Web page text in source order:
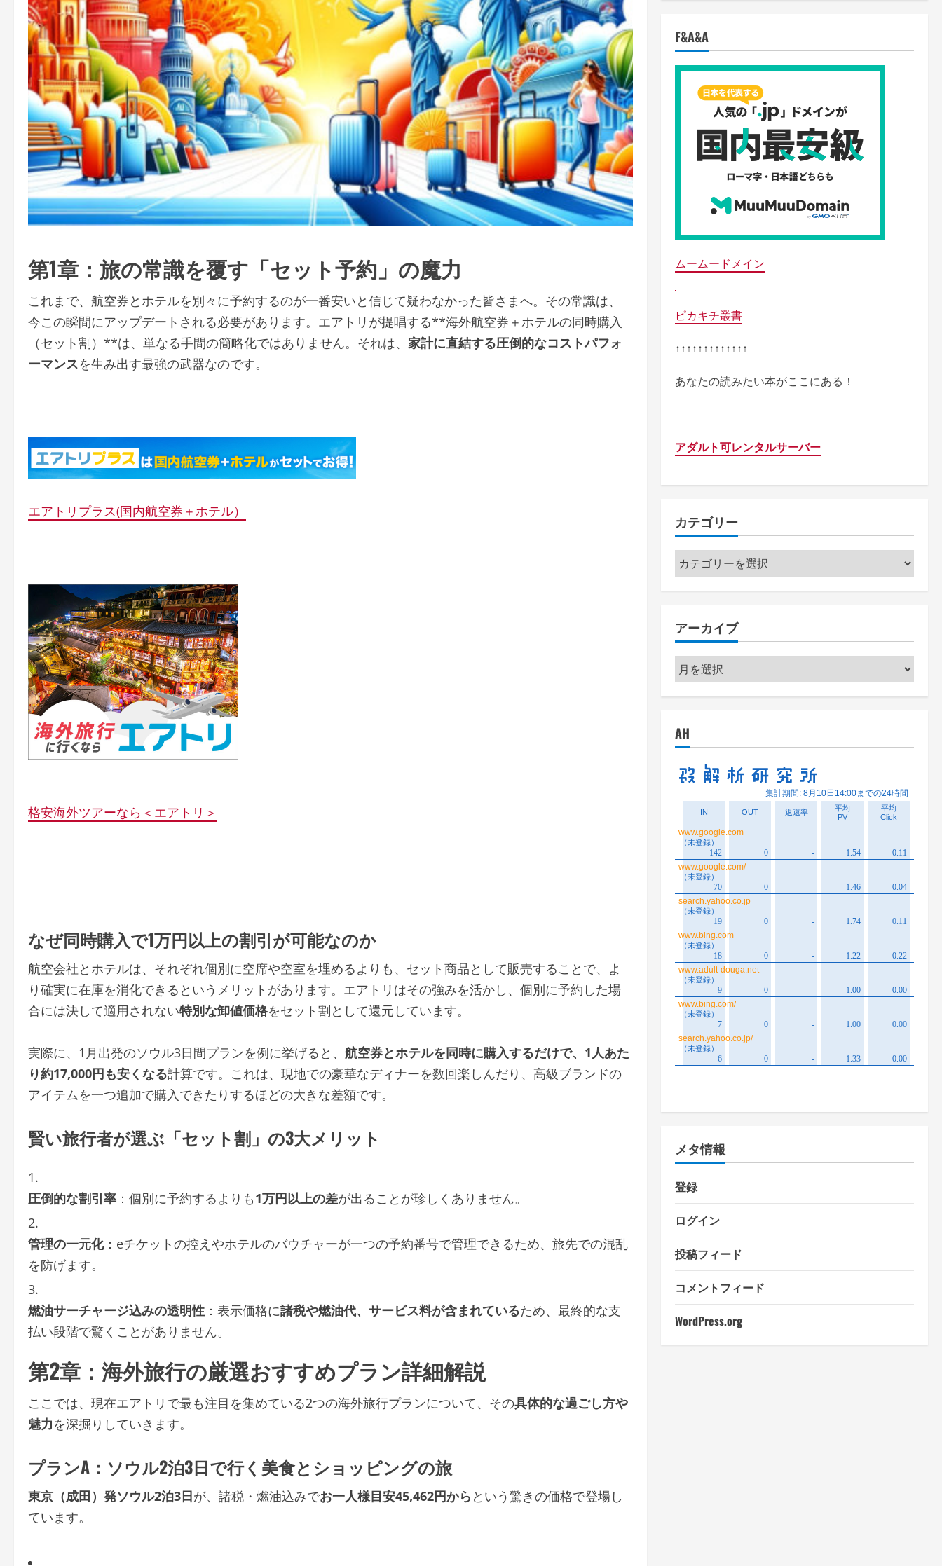
第1章：旅の常識を覆す「セット予約」の魔力
これまで、航空券とホテルを別々に予約するのが一番安いと信じて疑わなかった皆さまへ。その常識は、
今この瞬間にアップデートされる必要があります。エアトリが提唱する**海外航空券＋ホテルの同時購入
（セット割）**は、単なる手間の簡略化ではありません。それは、 家計に直結する圧倒的なコストパフォ
ーマンスを生み出す最強の武器なのです。
エアトリプラス(国内航空券＋ホテル）
格安海外ツアーなら＜エアトリ＞
なぜ同時購入で1万円以上の割引が可能なのか
航空会社とホテルは、それぞれ個別に空席や空室を埋めるよりも、セット商品として販売することで、よ
り確実に在庫を消化できるというメリットがあります。エアトリはその強みを活かし、個別に予約した場
合には決して適用されない特別な卸値価格をセット割として還元しています。
実際に、1月出発のソウル3日間プランを例に挙げると、 航空券とホテルを同時に購入するだけで、1人あた
り約17,000円も安くなる計算です。これは、現地での豪華なディナーを数回楽しんだり、高級ブランドの
アイテムを一つ追加で購入できたりするほどの大きな差額です。
賢い旅行者が選ぶ「セット割」の3大メリット
圧倒的な割引率 ：個別に予約するよりも1万円以上の差が出ることが珍しくありません。
管理の一元化：eチケットの控えやホテルのバウチャーが一つの予約番号で管理できるため、旅先での混乱
を防げます。
燃油サーチャージ込みの透明性 ：表示価格に諸税や燃油代、サービス料が含まれているため、最終的な支
払い段階で驚くことがありません。
第2章：海外旅行の厳選おすすめプラン詳細解説
ここでは、現在エアトリで最も注目を集めている2つの海外旅行プランについて、その具体的な過ごし方や
魅力を深掘りしていきます。
プランA：ソウル2泊3日で行く美食とショッピングの旅
東京（成田）発ソウル2泊3日が、諸税・燃油込みでお一人様目安45,462円から という驚きの価格で登場し
ています。
F&A&A
ムームードメイン
ピカキチ叢書
↑↑↑↑↑↑↑↑↑↑↑↑↑
あなたの読みたい本がここにある！
アダルト可レンタルサーバー
カテゴリー
カ
テ
ー
アーカイブ
ア
ー
ブ
AH
メタ情報
登録
ログイン
投稿フィード
コメントフィード
WordPress.org